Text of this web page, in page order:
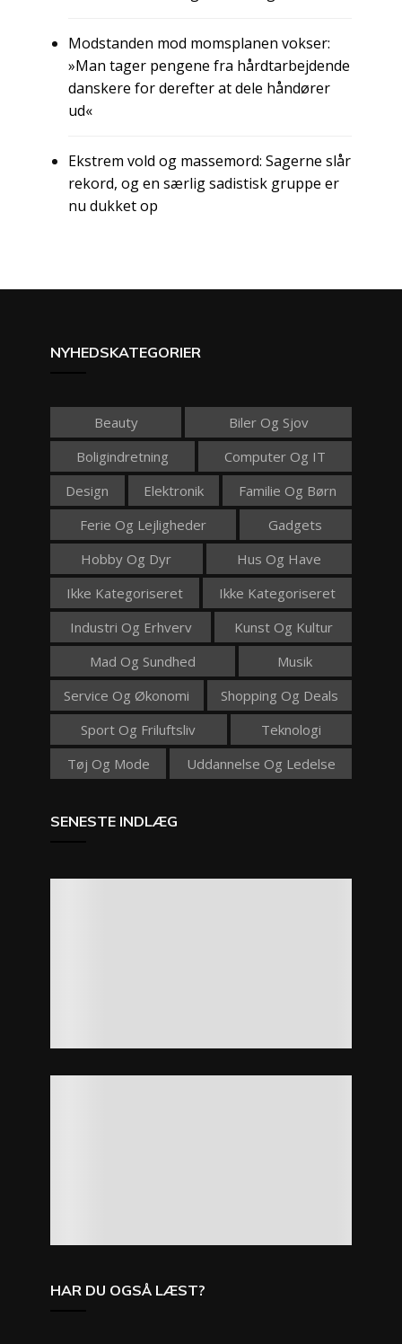
Modstanden mod momsplanen vokser:
»Man tager pengene fra hårdtarbejdende
danskere for derefter at dele håndører
ud«
Ekstrem vold og massemord: Sagerne slår
rekord, og en særlig sadistisk gruppe er
nu dukket op
NYHEDSKATEGORIER
Beauty
Biler Og Sjov
Boligindretning
Computer Og IT
Design
Elektronik
Familie Og Børn
Ferie Og Lejligheder
Gadgets
Hobby Og Dyr
Hus Og Have
Ikke Kategoriseret
Ikke Kategoriseret
Industri Og Erhverv
Kunst Og Kultur
Mad Og Sundhed
Musik
Service Og Økonomi
Shopping Og Deals
Sport Og Friluftsliv
Teknologi
Tøj Og Mode
Uddannelse Og Ledelse
SENESTE INDLÆG
HAR DU OGSÅ LÆST?